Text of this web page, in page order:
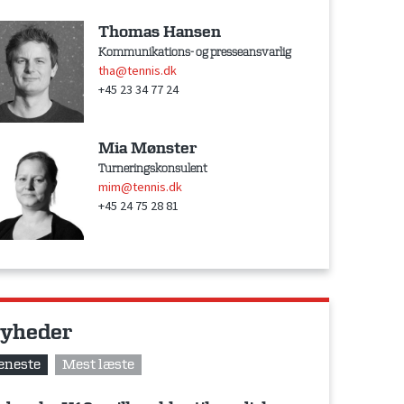
Thomas Hansen
Kommunikations- og presseansvarlig
tha@tennis.dk
+45 23 34 77 24
Mia Mønster
Turneringskonsulent
mim@tennis.dk
+45 24 75 28 81
Mest læste